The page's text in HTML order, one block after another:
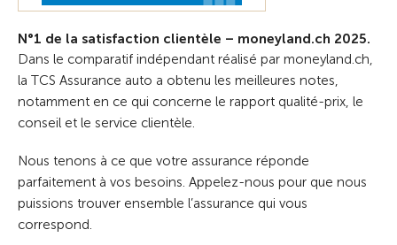
N°1 de la satisfaction clientèle – moneyland.ch 2025.
Dans le comparatif indépendant réalisé par moneyland.ch,
la TCS Assurance auto a obtenu les meilleures notes,
notamment en ce qui concerne le rapport qualité-prix, le
conseil et le service clientèle.
Nous tenons à ce que votre assurance réponde
parfaitement à vos besoins. Appelez-nous pour que nous
puissions trouver ensemble l’assurance qui vous
correspond.